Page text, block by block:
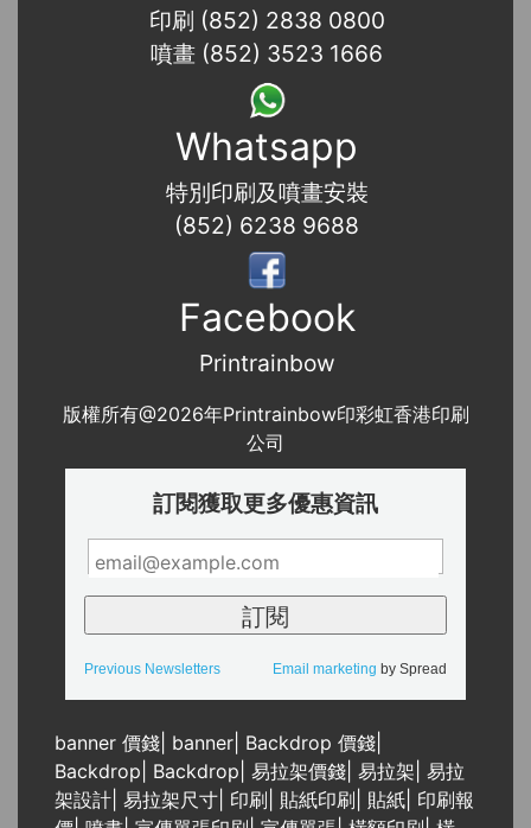
印刷 (852) 2838 0800
噴畫 (852) 3523 1666
Whatsapp
特別印刷及噴畫安裝
(852) 6238 9688
Facebook
Printrainbow
版權所有@2026年Printrainbow印彩虹香港印刷
公司
訂閱獲取更多優惠資訊
Previous Newsletters Email marketing by Spread
banner 價錢 banner Backdrop 價錢
Backdrop Backdrop 易拉架價錢 易拉架 易拉
架設計 易拉架尺寸 印刷 貼紙印刷 貼紙 印刷報